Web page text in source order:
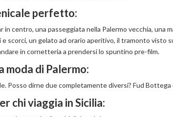
perfetto:
in centro, una passeggiata nella Palermo vecchia, una
scorci, un gelato ad orario aperitivo, il tramonto visto
in cornetteria a prendersi lo spuntino pre-film.
moda di Palermo:
Posso dirne due completamente diversi? Fud Bottega
chi viaggia in Sicilia: